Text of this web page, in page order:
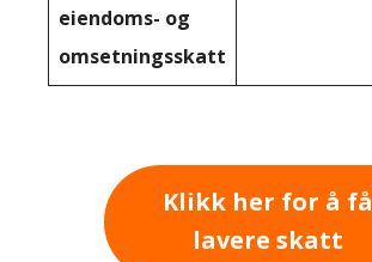
eiendoms- og
omsetningsskatt
Klikk her for å få
lavere skatt